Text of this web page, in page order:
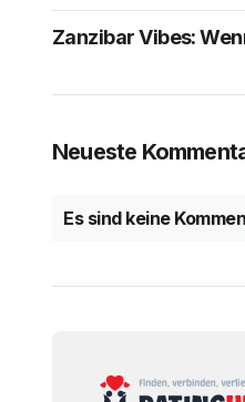
Zanzibar Vibes:
Neueste
Es sind keine